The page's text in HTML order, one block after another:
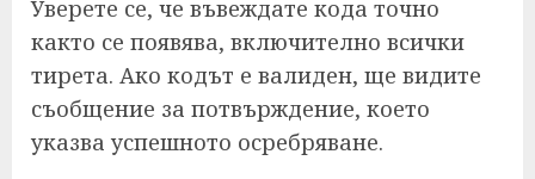
Уверете се, че въвеждате кода точно
както се появява, включително всички
тирета. Ако кодът е валиден, ще видите
съобщение за потвърждение, което
указва успешното осребряване.